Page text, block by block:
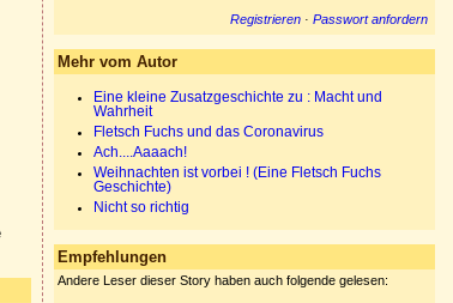
Registrieren · Passwort anfordern
Mehr vom Autor
Eine kleine Zusatzgeschichte zu : Macht und
Wahrheit
Fletsch Fuchs und das Coronavirus
Ach....Aaaach!
Weihnachten ist vorbei ! (Eine Fletsch Fuchs
Geschichte)
Nicht so richtig
Empfehlungen
Andere Leser dieser Story haben auch folgende gelesen: